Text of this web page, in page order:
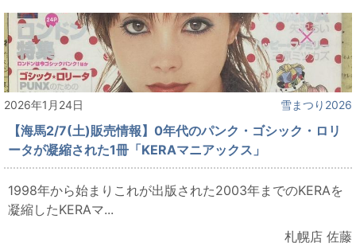
2026年1月24日 雪まつり2026
【海馬2/7(土)販売情報】0年代のパンク・ゴシック・ロリ
ータが凝縮された1冊「KERAマニアックス」
1998年から始まりこれが出版された2003年までのKERAを
凝縮したKERAマ...
札幌店 佐藤